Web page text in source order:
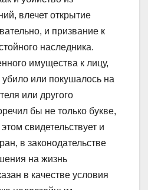
влечет открытие
и призвание к
наследника.
имущества к лицу,
или покушалось на
или другого
бы не только букве,
свидетельствует и
в законодательстве
на жизнь
в качестве условия